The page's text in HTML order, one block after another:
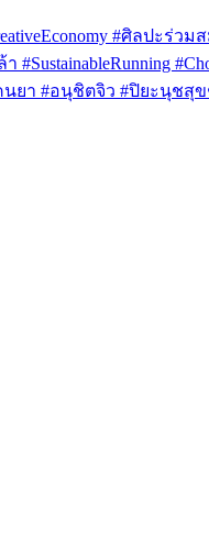
#ศิลปะร่
คนยา #อนุชิตจิว #ปิยะนุช